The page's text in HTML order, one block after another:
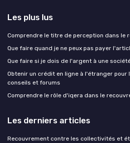
Les plus lus
Comprendre le titre de perception dans le
Que faire quand je ne peux pas payer
Que faire si je dois de l'argent à une
Obtenir un crédit en ligne à l'étranger pour
conseils et forums
Comprendre le rôle d'iqera dans le
Les derniers articles
Recouvrement contre les collectivités et